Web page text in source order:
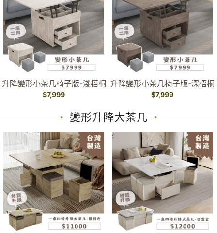
升降變形小茶几椅子版-淺梧桐
$7,999
升降變形小茶几椅子版-深梧桐
$7,999
變形升降大茶几